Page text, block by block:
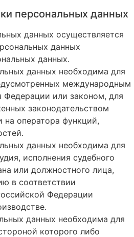
персональных данных
данных осуществляется
данных
данных.
данных необходима для
международным
или законом, для
законодательством
оператора функций,
данных необходима для
исполнения судебного
или должностного лица,
в соответствии
Федерации
данных необходима для
которого либо